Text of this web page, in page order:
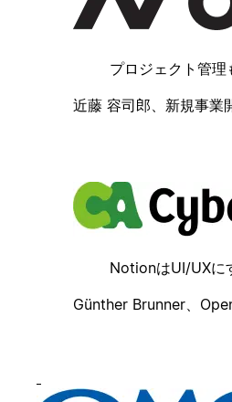
プロジェクト管
近藤 容司郎、新規事業
情報の文脈も表現できる"書
NotionはUI/UXに
Günther Brunner、